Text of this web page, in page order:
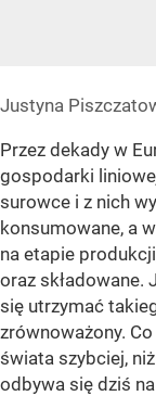
Justyna
Przez dekady w
gospodarki
surowce i z nich
konsumowane, a
na etapie
oraz składowane.
się utrzymać
zrównoważony.
świata szybciej,
odbywa się dziś